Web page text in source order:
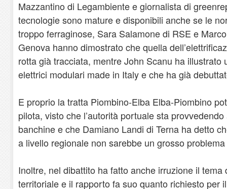
Mazzantino di Legambiente e giornalista di
tecnologie sono mature e disponibili anche se le
troppo ferraginose, Sara Salamone di RSE e
Genova hanno dimostrato che quella
rotta già tracciata, mentre John Scanu ha illustrato
elettrici modulari made in Italy e che ha già
E proprio la tratta Piombino-Elba Elba-Piombino
pilota, visto che l’autorità portuale sta
banchine e che Damiano Landi di Terna ha detto
a livello regionale non sarebbe un grosso
Inoltre, nel dibattito ha fatto anche irruzione il
territoriale e il rapporto fa suo quanto richiesto per